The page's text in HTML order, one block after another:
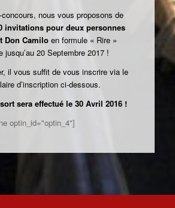
nous vous proposons de
invitations pour deux personnes
Don Camilo en formule « Rire »
jusqu’au 20 Septembre 2017 !
il vous suffit de vous inscrire via le
d’inscription ci-dessous.
sera effectué le 30 Avril 2016 !
optin_id="optin_4"]